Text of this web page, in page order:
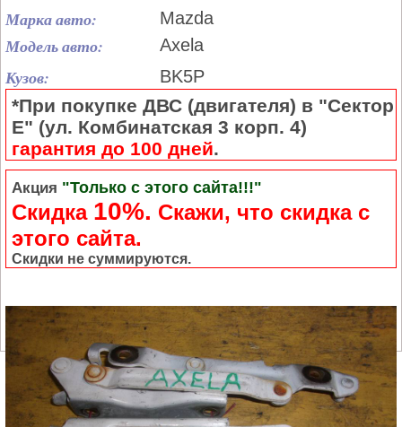
Марка авто: Mazda
Модель авто: Axela
Кузов: BK5P
*При покупке ДВС (двигателя) в "Сектор
Е" (ул. Комбинатская 3 корп. 4)
гарантия до 100 дней.
Акция "Только с этого сайта!!!"
Скидка 10%. Cкажи, что скидка с
этого сайта.
Скидки не суммируются.